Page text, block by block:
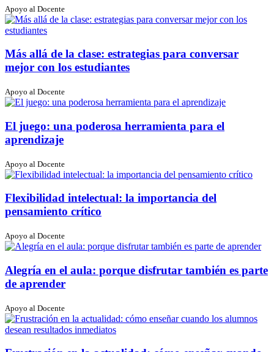
Apoyo al Docente
Más allá de la clase: estrategias para conversar
mejor con los estudiantes
Apoyo al Docente
El juego: una poderosa herramienta para el
aprendizaje
Apoyo al Docente
Flexibilidad intelectual: la importancia del
pensamiento crítico
Apoyo al Docente
Alegría en el aula: porque disfrutar también es parte
de aprender
Apoyo al Docente